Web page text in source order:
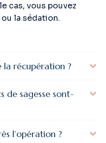
cas, vous pouvez
ou la sédation.
la récupération ?
de sagesse sont-
l’opération ?